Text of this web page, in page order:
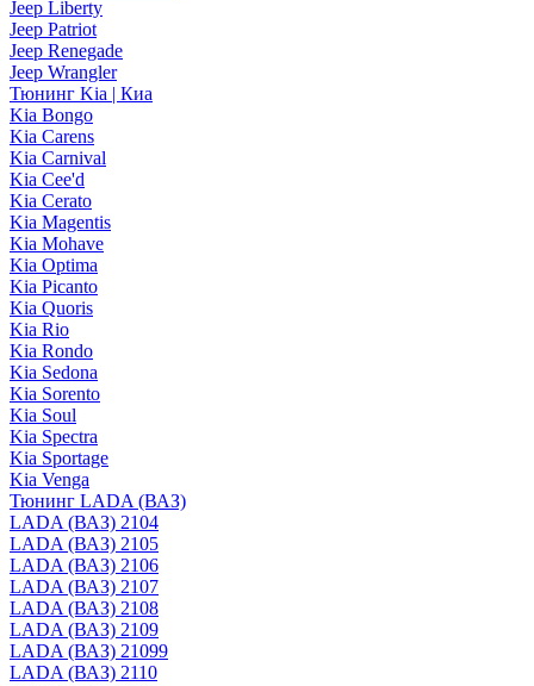
Jeep Liberty
Jeep Patriot
Jeep Renegade
Jeep Wrangler
Тюнинг Kia | Киа
Kia Bongo
Kia Carens
Kia Carnival
Kia Cee'd
Kia Cerato
Kia Magentis
Kia Mohave
Kia Optima
Kia Picanto
Kia Quoris
Kia Rio
Kia Rondo
Kia Sedona
Kia Sorento
Kia Soul
Kia Spectra
Kia Sportage
Kia Venga
Тюнинг LADA (ВАЗ)
LADA (ВАЗ) 2104
LADA (ВАЗ) 2105
LADA (ВАЗ) 2106
LADA (ВАЗ) 2107
LADA (ВАЗ) 2108
LADA (ВАЗ) 2109
LADA (ВАЗ) 21099
LADA (ВАЗ) 2110